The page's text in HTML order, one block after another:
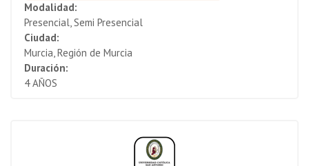
Modalidad:
Presencial, Semi Presencial
Ciudad:
Murcia, Región de Murcia
Duración:
4 AÑOS